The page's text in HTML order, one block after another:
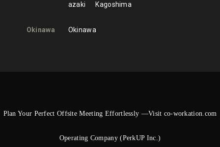
azaki
Kagoshima
Okinawa Okinawa
Plan Your Perfect Offsite Meeting Effortlessly —Visit co-workation.com
Operating Company (PerkUP Inc.)